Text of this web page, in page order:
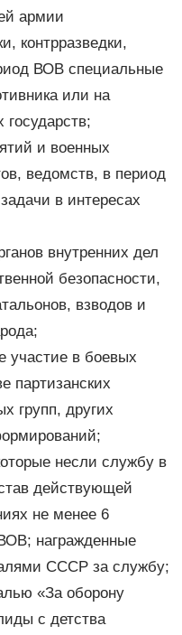
армии
контрразведки,
ВОВ специальные
или на
государств;
и военных
ведомств, в период
в интересах
внутренних дел
безопасности,
взводов и
участие в боевых
партизанских
групп, других
несли службу в
действующей
не менее 6
награжденные
СССР за службу;
«За оборону
с детства